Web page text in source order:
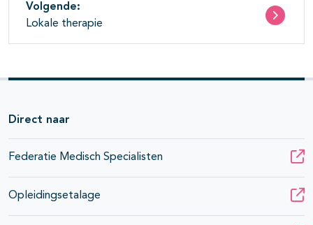
Volgende:
Lokale therapie
Direct naar
Federatie Medisch Specialisten
Opleidingsetalage